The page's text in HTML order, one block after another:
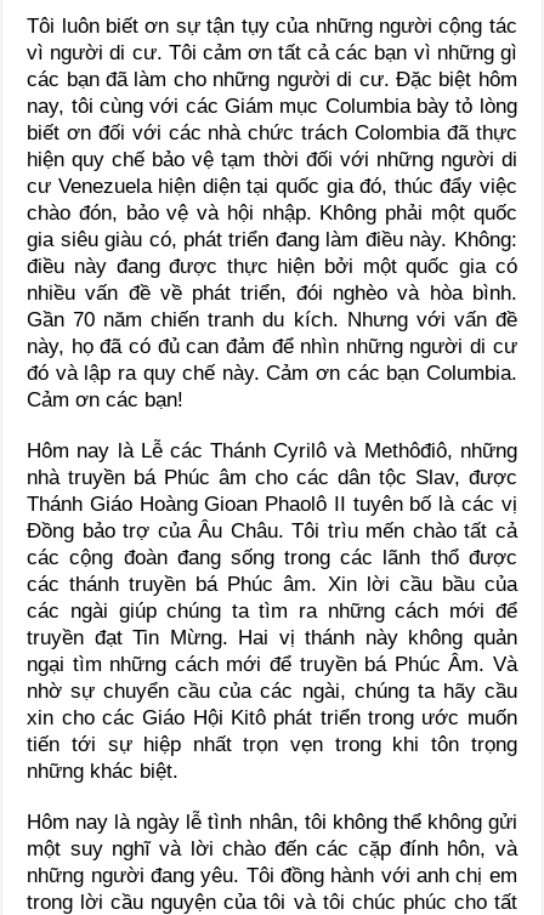
Tôi luôn biết ơn sự tận tụy của những người cộng tác
vì người di cư. Tôi cảm ơn tất cả các bạn vì những gì
các bạn đã làm cho những người di cư. Đặc biệt hôm
nay, tôi cùng với các Giám mục Columbia bày tỏ lòng
biết ơn đối với các nhà chức trách Colombia đã thực
hiện quy chế bảo vệ tạm thời đối với những người di
cư Venezuela hiện diện tại quốc gia đó, thúc đẩy việc
chào đón, bảo vệ và hội nhập. Không phải một quốc
gia siêu giàu có, phát triển đang làm điều này. Không:
điều này đang được thực hiện bởi một quốc gia có
nhiều vấn đề về phát triển, đói nghèo và hòa bình.
Gần 70 năm chiến tranh du kích. Nhưng với vấn đề
này, họ đã có đủ can đảm để nhìn những người di cư
đó và lập ra quy chế này. Cảm ơn các bạn Columbia.
Cảm ơn các bạn!
Hôm nay là Lễ các Thánh Cyrilô và Methôđiô, những
nhà truyền bá Phúc âm cho các dân tộc Slav, được
Thánh Giáo Hoàng Gioan Phaolô II tuyên bố là các vị
Đồng bảo trợ của Âu Châu. Tôi trìu mến chào tất cả
các cộng đoàn đang sống trong các lãnh thổ được
các thánh truyền bá Phúc âm. Xin lời cầu bầu của
các ngài giúp chúng ta tìm ra những cách mới để
truyền đạt Tin Mừng. Hai vị thánh này không quản
ngại tìm những cách mới để truyền bá Phúc Âm. Và
nhờ sự chuyển cầu của các ngài, chúng ta hãy cầu
xin cho các Giáo Hội Kitô phát triển trong ước muốn
tiến tới sự hiệp nhất trọn vẹn trong khi tôn trọng
những khác biệt.
Hôm nay là ngày lễ tình nhân, tôi không thể không gửi
một suy nghĩ và lời chào đến các cặp đính hôn, và
những người đang yêu. Tôi đồng hành với anh chị em
trong lời cầu nguyện của tôi và tôi chúc phúc cho tất